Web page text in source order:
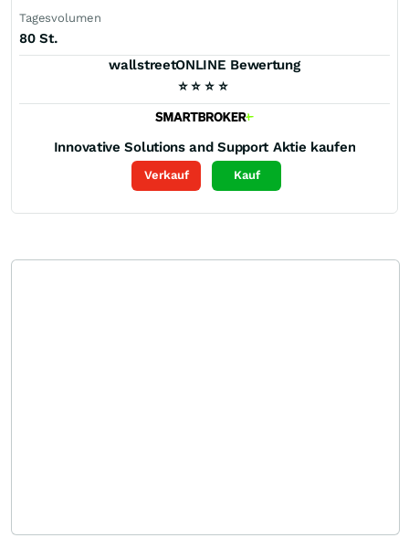
Tagesvolumen
80 St.
wallstreetONLINE Bewertung
⭐ ⭐ ⭐ ⭐
Innovative Solutions and Support Aktie kaufen
Verkauf Kauf